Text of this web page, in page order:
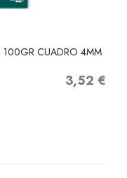
100GR CUADRO 4MM
Precio
3,52 €